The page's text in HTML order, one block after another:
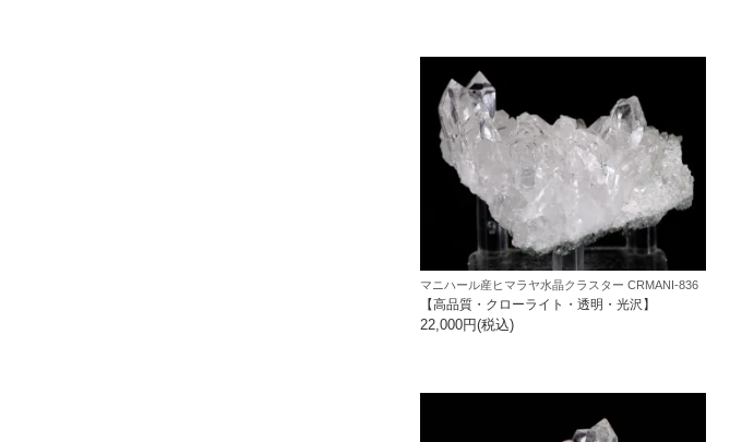
マニハール産ヒマラヤ水晶クラスター CRMANI-836
【高品質・クローライト・透明・光沢】
22,000円(税込)